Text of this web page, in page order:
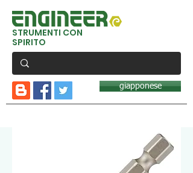
STRUMENTI CON
SPIRITO
giapponese